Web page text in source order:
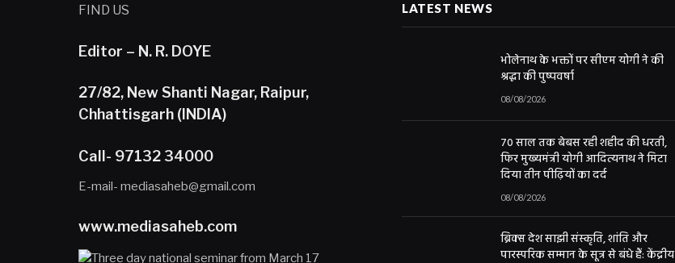
FIND US
Editor – N. R. DOYE
27/82, New Shanti Nagar, Raipur,
Chhattisgarh (INDIA)
Call- 97132 34000
E-mail- mediasaheb@gmail.com
www.mediasaheb.com
LATEST NEWS
भोलेनाथ के भक्तों पर सीएम योगी ने की
श्रद्धा की पुष्पवर्षा
08/08/2026
70 साल तक बेबस रही शहीद की धरती,
फिर मुख्यमंत्री योगी आदित्यनाथ ने मिटा
दिया तीन पीढ़ियों का दर्द
08/08/2026
ब्रिक्स देश साझी संस्कृति, शांति और
पारस्परिक सम्मान के सूत्र से बंधे हैं: केंद्रीय